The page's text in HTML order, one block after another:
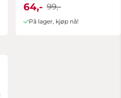
64,- 99,-
På lager, kjøp nå!